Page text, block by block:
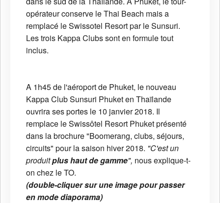
opérateur conserve le Thai Beach mais a
remplacé le Swissotel Resort par le Sunsuri.
Les trois Kappa Clubs sont en formule tout
inclus.
A 1h45 de l'aéroport de Phuket, le nouveau
Kappa Club Sunsuri Phuket en Thaïlande
ouvrira ses portes le 10 janvier 2018. Il
remplace le Swissôtel Resort Phuket présenté
dans la brochure "Boomerang, clubs, séjours,
circuits" pour la saison hiver 2018. "C'est un
produitplus haut de gamme", nous explique-t-
on chez le TO.
(double-cliquer sur une image pour passer
en mode diaporama)